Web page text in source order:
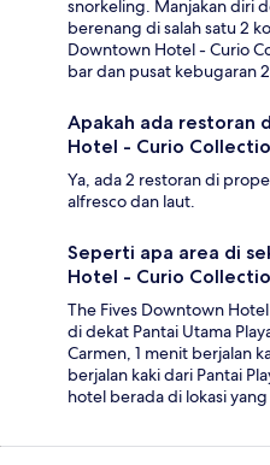
snorkeling. Manjakan diri
berenang di salah satu 2
Downtown Hotel - Curio
bar dan pusat kebugaran
Apakah ada restoran
Hotel - Curio
Ya, ada 2 restoran di
alfresco dan laut.
Seperti apa area di
Hotel - Curio
The Fives Downtown
di dekat Pantai Utama
Carmen, 1 menit berjalan
berjalan kaki dari Pantai
hotel berada di lokasi